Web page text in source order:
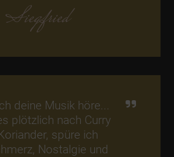
Siegfried
deine Musik höre...
plötzlich nach Curry
spüre ich
Nostalgie und